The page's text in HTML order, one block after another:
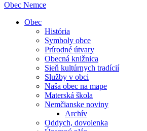
Obec Nemce
Obec
História
Symboly obce
Prírodné útvary
Obecná knižnica
Sieň kultúrnych tradícií
Služby v obci
Naša obec na mape
Materská škola
Nemčianske noviny
Archív
Oddych, dovolenka